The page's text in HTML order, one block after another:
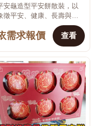
安龜造型平安餅散裝，以
徵平安、健康、長壽與吉
祥的龜造型製作，適合生日
福、長輩送禮、家庭聚
會、節慶活動、社區活動及
友分享。散裝形式方便...
需求報價 查看